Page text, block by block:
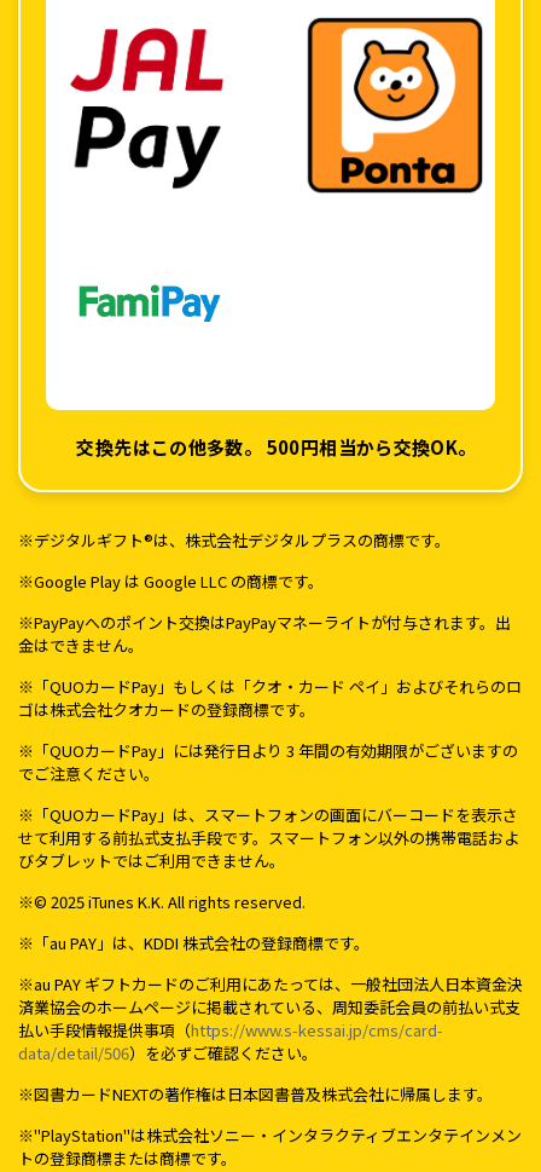
交換先はこの他多数。 500円相当から交換OK。
※デジタルギフト®は、株式会社デジタルプラスの商標です。
※Google Play は Google LLC の商標です。
※PayPayへのポイント交換はPayPayマネーライトが付与されます。出
金はできません。
※「QUOカードPay」もしくは「クオ・カード ペイ」およびそれらのロ
ゴは株式会社クオカードの登録商標です。
※「QUOカードPay」には発行日より 3 年間の有効期限がございますの
でご注意ください。
※「QUOカードPay」は、スマートフォンの画面にバーコードを表示さ
せて利用する前払式支払手段です。スマートフォン以外の携帯電話およ
びタブレットではご利用できません。
※© 2025 iTunes K.K. All rights reserved.
※「au PAY」は、KDDI 株式会社の登録商標です。
※au PAY ギフトカードのご利用にあたっては、一般社団法人日本資金決
済業協会のホームページに掲載されている、周知委託会員の前払い式支
払い手段情報提供事項（https://www.s-kessai.jp/cms/card-
data/detail/506）を必ずご確認ください。
※図書カードNEXTの著作権は日本図書普及株式会社に帰属します。
※"PlayStation"は株式会社ソニー・インタラクティブエンタテインメン
トの登録商標または商標です。